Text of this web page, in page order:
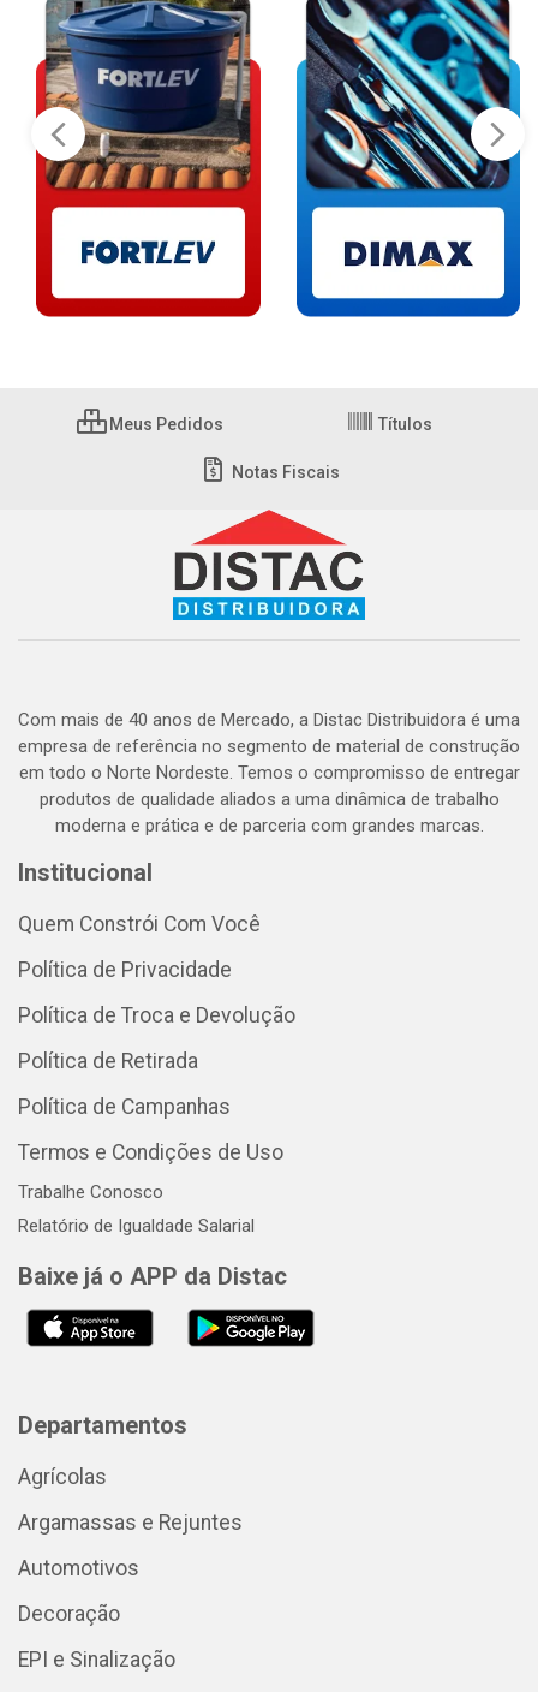
Meus Pedidos Títulos
Notas Fiscais
Com mais de 40 anos de Mercado, a Distac Distribuidora é uma
empresa de referência no segmento de material de construção
em todo o Norte Nordeste. Temos o compromisso de entregar
produtos de qualidade aliados a uma dinâmica de trabalho
moderna e prática e de parceria com grandes marcas.
Institucional
Quem Constrói Com Você
Política de Privacidade
Política de Troca e Devolução
Política de Retirada
Política de Campanhas
Termos e Condições de Uso
Trabalhe Conosco
Relatório de Igualdade Salarial
Baixe já o APP da Distac
Departamentos
Agrícolas
Argamassas e Rejuntes
Automotivos
Decoração
EPI e Sinalização